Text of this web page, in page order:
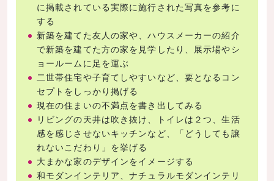
に掲載されている実際に施行された写真を参考に
する
新築を建てた友人の家や、ハウスメーカーの紹介
で新築を建てた方の家を見学したり、展示場やシ
ョールームに足を運ぶ
二世帯住宅や子育てしやすいなど、要となるコン
セプトをしっかり掲げる
現在の住まいの不満点を書き出してみる
リビングの天井は吹き抜け、トイレは２つ、生活
感を感じさせないキッチンなど、「どうしても譲
れないこだわり」を挙げる
大まかな家のデザインをイメージする
和モダンインテリア、ナチュラルモダンインテリ